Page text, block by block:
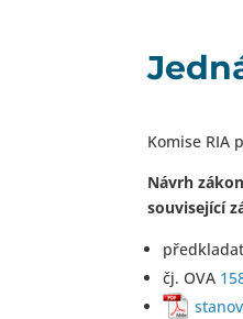
Komise RIA
Návrh
související
čj. OVA